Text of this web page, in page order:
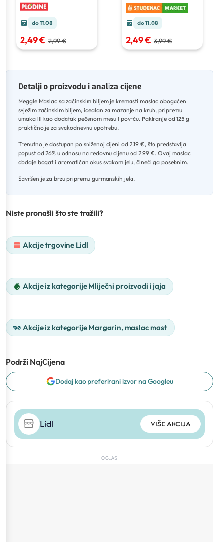
do 11.08
2,49 € 2,99 €
do 11.08
2,49 € 3,99 €
Detalji o proizvodu i analiza cijene
Meggle Maslac sa začinskim biljem je kremasti maslac obogaćen
svježim začinskim biljem, idealan za mazanje na kruh, pripremu
umaka ili kao dodatak pečenom mesu i povrću. Pakiranje od 125 g
praktično je za svakodnevnu upotrebu.
Trenutno je dostupan po sniženoj cijeni od 2.19 €, što predstavlja
popust od 26% u odnosu na redovnu cijenu od 2.99 €. Ovaj maslac
dodaje bogat i aromatičan okus svakom jelu, čineći ga posebnim.
Savršen je za brzu pripremu gurmanskih jela.
Niste pronašli što ste tražili?
Akcije trgovine Lidl
Akcije iz kategorije Mliječni proizvodi i jaja
Akcije iz kategorije Margarin, maslac mast
Podrži NajCijena
Dodaj kao preferirani izvor na Googleu
Lidl VIŠE AKCIJA
OGLAS